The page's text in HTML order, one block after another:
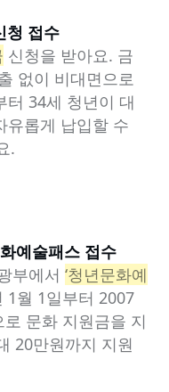
청 접수
신청을 받아요. 금
없이 비대면으로
터 34세 청년이 대
유롭게 납입할 수
.
예술패스 접수
부에서 ‘청년문화예
1월 1일부터 2007
문화 지원금을 지
20만원까지 지원